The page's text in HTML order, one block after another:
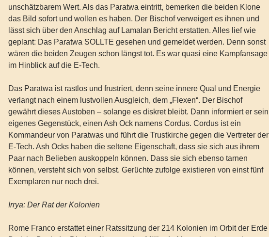
unschätzbarem Wert. Als das Paratwa eintritt, bemerken die beiden Klone
das Bild sofort und wollen es haben. Der Bischof verweigert es ihnen und
lässt sich über den Anschlag auf Lamalan Bericht erstatten. Alles lief wie
geplant: Das Paratwa SOLLTE gesehen und gemeldet werden. Denn sonst
wären die beiden Zeugen schon längst tot. Es war quasi eine Kampfansage
im Hinblick auf die E-Tech.
Das Paratwa ist rastlos und frustriert, denn seine innere Qual und Energie
verlangt nach einem lustvollen Ausgleich, dem „Flexen“. Der Bischof
gewährt dieses Austoben – solange es diskret bleibt. Dann informiert er sein
eigenes Gegenstück, einen Ash Ock namens Cordus. Cordus ist ein
Kommandeur von Paratwas und führt die Trustkirche gegen die Vertreter der
E-Tech. Ash Ocks haben die seltene Eigenschaft, dass sie sich aus ihrem
Paar nach Belieben auskoppeln können. Dass sie sich ebenso tarnen
können, versteht sich von selbst. Gerüchte zufolge existieren von einst fünf
Exemplaren nur noch drei.
Irrya: Der Rat der Kolonien
Rome Franco erstattet einer Ratssitzung der 214 Kolonien im Orbit der Erde